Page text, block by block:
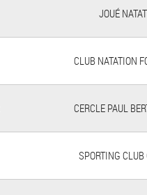
JOUÉ
CLUB NATATION
CERCLE PAUL
SPORTING CLUB